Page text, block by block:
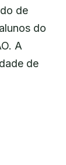
de
do
A
de